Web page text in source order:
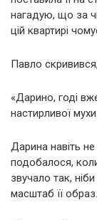
нагадую, що за
цій квартирі
Павло
«Дарино, годі
настирливої мухи.
Дарина навіть
подобалося,
звучало так,
масштаб її